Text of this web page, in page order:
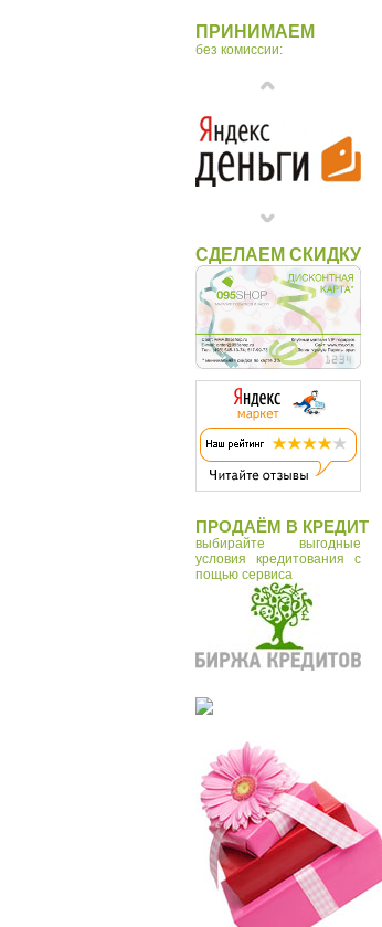
Макей
ПРИНИМАЕМ
без комиссии:
СДЕЛАЕМ СКИДКУ
ПРОДАЁМ В КРЕДИТ
выбирайте выгодные
условия кредитования с
пощью сервиса